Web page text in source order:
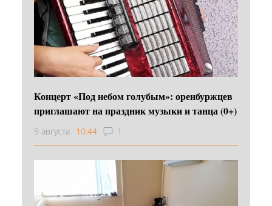
Концерт «Под небом голубым»: оренбуржцев
приглашают на праздник музыки и танца (0+)
9 августа 10:44 1